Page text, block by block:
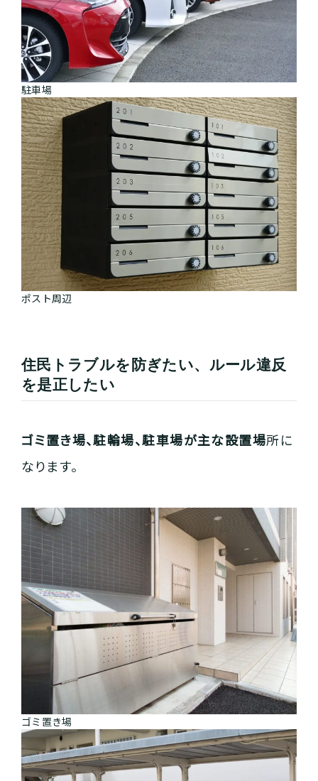
駐車場
ポスト周辺
住民トラブルを防ぎたい、ルール違反
を是正したい
ゴミ置き場、駐輪場、駐車場が主な設置場所に
なります。
ゴミ置き場